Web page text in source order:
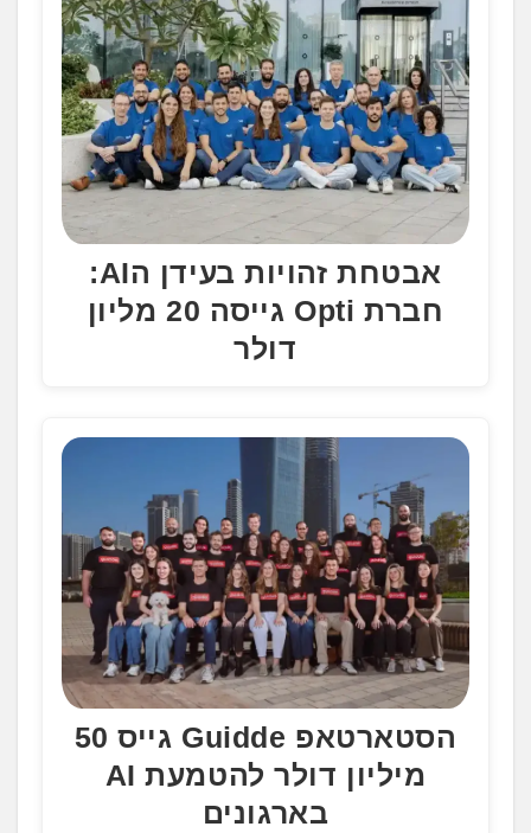
אבטחת זהויות בעידן הAI:
חברת Opti גייסה 20 מליון
דולר
הסטארטאפ Guidde גייס 50
מיליון דולר להטמעת AI
בארגונים